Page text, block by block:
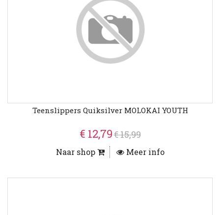
Teenslippers Quiksilver MOLOKAI YOUTH
€ 12,79€ 15,99
Naar shop Meer info